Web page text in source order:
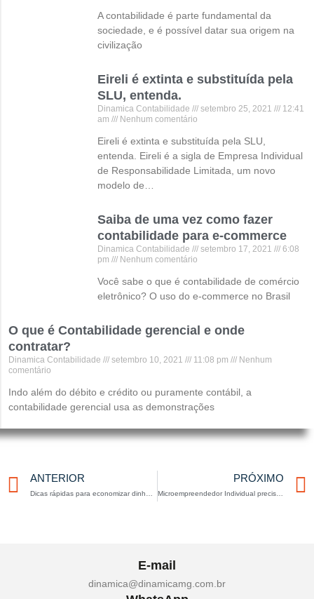
A contabilidade é parte fundamental da
sociedade, e é possível datar sua origem na
civilização
Eireli é extinta e substituída pela
SLU, entenda.
Dinamica Contabilidade setembro 25, 2021
12:41
am
Nenhum comentário
Eireli é extinta e substituída pela SLU,
entenda. Eireli é a sigla de Empresa Individual
de Responsabilidade Limitada, um novo
modelo de…
Saiba de uma vez como fazer
contabilidade para e-commerce
Dinamica Contabilidade setembro 17, 2021
6:08
pm
Nenhum comentário
Você sabe o que é contabilidade de comércio
eletrônico? O uso do e-commerce no Brasil
O que é Contabilidade gerencial e onde
contratar?
Dinamica Contabilidade setembro 10, 2021 11:08 pm
Nenhum
comentário
Indo além do débito e crédito ou puramente contábil, a
contabilidade gerencial usa as demonstrações
Anterior
ANTERIOR
Dicas rápidas para economizar dinheiro a cada semana
PRÓXIMO
Microempreendedor Individual precisa ter conta de pessoa jurídica?
E-mail
dinamica@dinamicamg.com.br